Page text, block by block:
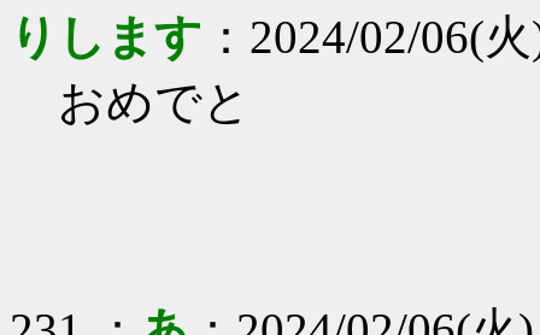
りします ：2024/02/06(
おめでと